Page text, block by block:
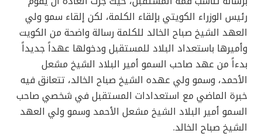
رئيس الوزراء الكويتي بإلقاء الكلمة، لكن إلقاء سمو ولي
العهد الشيخ صباح الخالد للكلمة رسالة واضحة من الكويت
وأميرها باستعداد البلاد للمستقبل ودخولها عهداً جديداً
بدءاً من عهد صاحب السمو أمير البلاد الشيخ مشعل
الأحمد، وسمو ولي عهده الشيخ صباح الخالد، تتعانق فيه
خبرة الماضي مع استعدادات المستقبل في شخصي صاحب
السمو أمير البلاد الشيخ مشعل الأحمد وسمو ولي العهد
الشيخ صباح الخالد.